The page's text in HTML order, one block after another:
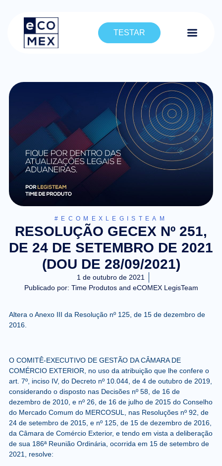
TESTAR
#ECOMEXLEGISTEAM
RESOLUÇÃO GECEX Nº 251,
DE 24 DE SETEMBRO DE 2021
(DOU DE 28/09/2021)
1 de outubro de 2021
Publicado por: Time Produtos and eCOMEX LegisTeam
Altera o Anexo III da Resolução nº 125, de 15 de dezembro de
2016.
O COMITÊ-EXECUTIVO DE GESTÃO DA CÂMARA DE
COMÉRCIO EXTERIOR, no uso da atribuição que lhe confere o
art. 7º, inciso IV, do Decreto nº 10.044, de 4 de outubro de 2019,
considerando o disposto nas Decisões nº 58, de 16 de
dezembro de 2010, e nº 26, de 16 de julho de 2015 do Conselho
do Mercado Comum do MERCOSUL, nas Resoluções nº 92, de
24 de setembro de 2015, e nº 125, de 15 de dezembro de 2016,
da Câmara de Comércio Exterior, e tendo em vista a deliberação
de sua 186ª Reunião Ordinária, ocorrida em 15 de setembro de
2021, resolve: